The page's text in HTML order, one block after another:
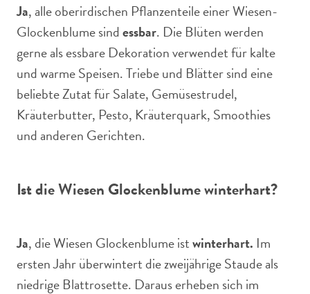
Ja, alle oberirdischen Pflanzenteile einer Wiesen-
Glockenblume sindessbar. Die Blüten werden
gerne als essbare Dekoration verwendet für kalte
und warme Speisen. Triebe und Blätter sind eine
beliebte Zutat für Salate, Gemüsestrudel,
Kräuterbutter, Pesto, Kräuterquark, Smoothies
und anderen Gerichten.
Ist die Wiesen Glockenblume winterhart?
Ja, die Wiesen Glockenblume istwinterhart. Im
ersten Jahr überwintert die zweijährige Staude als
niedrige Blattrosette. Daraus erheben sich im